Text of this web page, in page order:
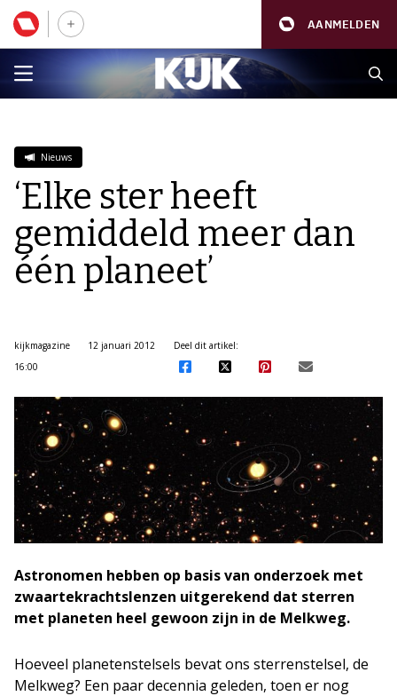
AANMELDEN
Nieuws
‘Elke ster heeft
gemiddeld meer dan
één planeet’
kijkmagazine
12 januari 2012
16:00
Deel dit artikel:
Astronomen hebben op basis van onderzoek met
zwaartekrachtslenzen uitgerekend dat sterren
met planeten heel gewoon zijn in de Melkweg.
Hoeveel planetenstelsels bevat ons sterrenstelsel, de
Melkweg? Een paar decennia geleden, toen er nog